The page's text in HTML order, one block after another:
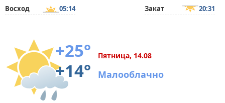
Восход
05:14 Закат 20:31
+25°
+14°
Пятница, 14.08
Малооблачно